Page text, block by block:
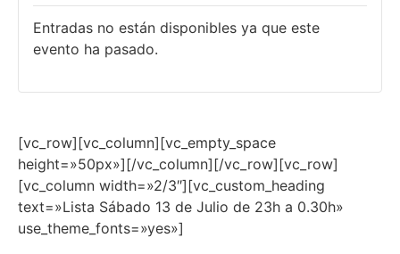
Entradas no están disponibles ya que este
evento ha pasado.
[vc_row][vc_column][vc_empty_space
height=»50px»][/vc_column][/vc_row][vc_row]
[vc_column width=»2/3″][vc_custom_heading
text=»Lista Sábado 13 de Julio de 23h a 0.30h»
use_theme_fonts=»yes»]